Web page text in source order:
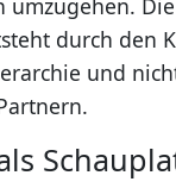
umzugehen.
durch den
und